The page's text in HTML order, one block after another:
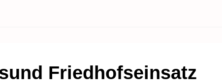
Friedhofseinsatz